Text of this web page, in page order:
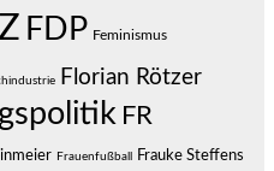
FDP Feminismus
Florian Rötzer
FR
Frauenfußball Frauke Steffens